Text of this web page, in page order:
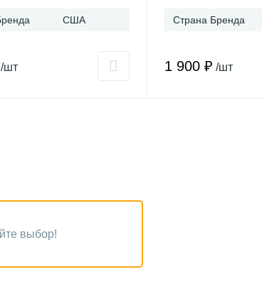
США
/шт
Страна Бренда
1 900 ₽ /шт
выбор!